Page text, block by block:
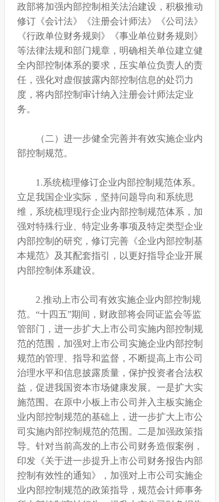
政部将加强内部控制相关法治建设，积极推动
修订《会计法》《注册会计师法》《公司法》
《行政单位财务规则》《事业单位财务规则》
等法律法规和部门规章，明确相关单位建立健
全内部控制体系的要求，压实单位负责人的责
任，强化对虚假披露内部控制信息的处罚力
度，将内部控制审计纳入注册会计师法定业
务。
（二）进一步健全完善并有效实施企业内
部控制规范。
1.系统梳理修订企业内部控制规范体系。
立足我国企业实际，坚持问题导向和系统思
维，系统梳理现行企业内部控制规范体系，加
强对特殊行业、特定业务事项及特定类型企业
内部控制的研究，修订完善《企业内部控制基
本规范》及其配套指引，以更好指导企业开展
内部控制体系建设。
2.推动上市公司有效实施企业内部控制规
范。“十四五”期间，财政部将会同证监会等监
管部门，进一步扩大上市公司实施内部控制规
范的范围，加强对上市公司实施企业内部控制
规范的管理、指导和监督，不断提高上市公司
治理水平和信息披露质量，保护投资者合法权
益，促进我国资本市场健康发展。一是扩大实
施范围。在原中小板上市公司并入主板实施企
业内部控制规范的基础上，进一步扩大上市公
司实施内部控制规范的范围。二是加强政策指
导。针对当前高发的上市公司财务造假案例，
印发《关于进一步提升上市公司财务报告内部
控制有效性的通知》，加强对上市公司实施企
业内部控制规范的政策指导，规范会计师事务